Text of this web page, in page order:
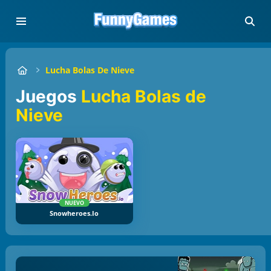
Lucha Bolas De Nieve
Juegos Lucha Bolas de
Nieve
NUEVO
Snowheroes.io